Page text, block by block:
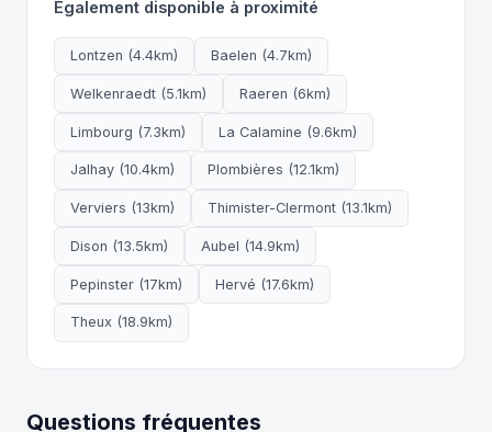
Également disponible à proximité
Lontzen (4.4km) Baelen (4.7km)
Welkenraedt (5.1km) Raeren (6km)
Limbourg (7.3km) La Calamine (9.6km)
Jalhay (10.4km) Plombières (12.1km)
Verviers (13km) Thimister-Clermont (13.1km)
Dison (13.5km) Aubel (14.9km)
Pepinster (17km) Hervé (17.6km)
Theux (18.9km)
Questions fréquentes